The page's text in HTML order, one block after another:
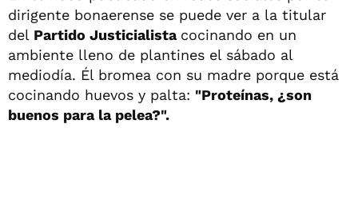
dirigente bonaerense se puede ver a la titular
del Partido Justicialista cocinando en un
ambiente lleno de plantines el sábado al
mediodía. Él bromea con su madre porque está
cocinando huevos y palta: "Proteínas, ¿son
buenos para la pelea?".